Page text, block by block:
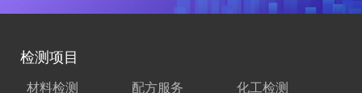
检测项目
材料检测 配方服务 化工检测